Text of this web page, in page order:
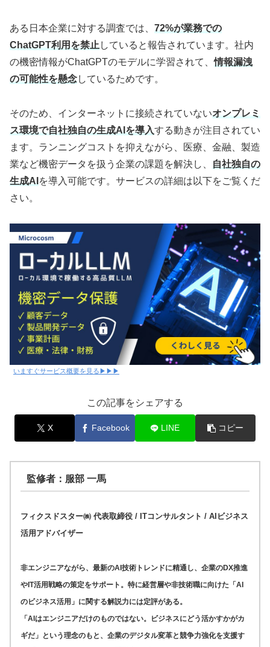
ある日本企業に対する調査では、 72%が業務での
ChatGPT利用を禁止 していると報告されています。社内
の機密情報がChatGPTのモデルに学習されて、情報漏洩
の可能性を懸念しているためです。
そのため、インターネットに接続されていないオンプレミ
ス環境で自社独自の生成AIを導入する動きが注目されてい
ます。ランニングコストを抑えながら、医療、金融、製造
業など機密データを扱う企業の課題を解決し、
自社独自の
生成AI を導入可能です。サービスの詳細は以下をご覧くだ
さい。
いますぐサービス概要を見る▶▶▶
この記事をシェアする
X Facebook LINE コピー
監修者：服部 一馬
フィクスドスター㈱ 代表取締役 / ITコンサルタント / AIビジネス
活用アドバイザー
非エンジニアながら、最新のAI技術トレンドに精通し、企業のDX推進
やIT活用戦略の策定をサポート。特に経営層や非技術職に向けた「AI
のビジネス活用」に関する解説力には定評がある。
「AIはエンジニアだけのものではない。ビジネスにどう活かすかがカ
ギだ」という理念のもと、企業のデジタル変革と競争力強化を支援す